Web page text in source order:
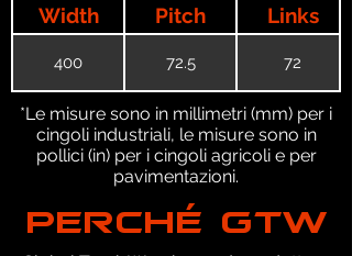
Width
Pitch
Links
400 72.5 72
*Le misure sono in millimetri (mm) per i
cingoli industriali, le misure sono in
pollici (in) per i cingoli agricoli e per
pavimentazioni.
PERCHÉ GTW